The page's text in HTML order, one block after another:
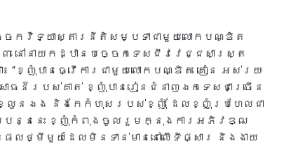
កវិទ្យាស្តារនីតិសម្បទាជាមួយលោកបណ្ឌិត
នៅនាយកដ្ឋានបច្ចេកទេសជីវវេជ្ជសាស្ត្រ
“ខ្ញុំបានធ្វើការជាមួយលោកបណ្ឌិត គៀន អស់រយៈ
ន៍របស់គាត់ ខ្ញុំបានរៀនជំនាញឯកទេសជាច្រើន
លួនឯង និងកែកំហុសរបស់ខ្ញុំ ដែលខ្ញុំប្រហែលជា
បន្ននេះ ខ្ញុំកំពុងចូលរួមក្នុងការអភិវឌ្ឍ
ថ្មីមួយដែលមិនទាន់មាននៅលើទីផ្សារ និងងាយ